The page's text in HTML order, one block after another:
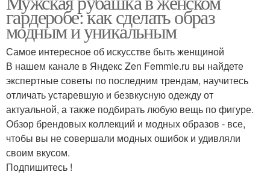
гардеробе: как сделать образ
модным и уникальным
Самое интересное об искусстве быть женщиной
В нашем канале в Яндекс Zen Femmie.ru вы найдете
экспертные советы по последним трендам, научитесь
отличать устаревшую и безвкусную одежду от
актуальной, а также подбирать любую вещь по фигуре.
Обзор брендовых коллекций и модных образов - все,
чтобы вы не совершали модных ошибок и удивляли
своим вкусом.
Подпишитесь !